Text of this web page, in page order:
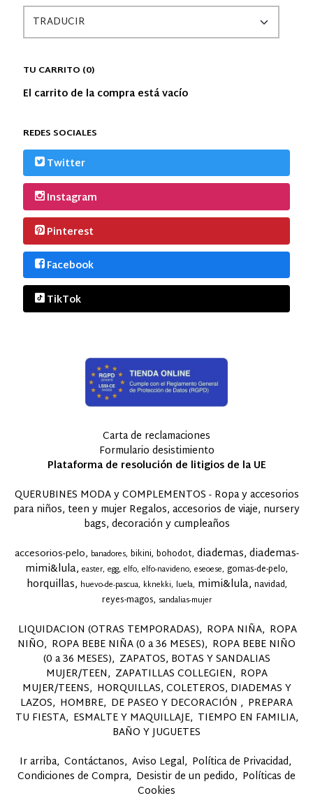
TU CARRITO (0)
El carrito de la compra está vacío
REDES SOCIALES
Twitter
Instagram
Pinterest
Facebook
TikTok
Carta de reclamaciones
Formulario desistimiento
Plataforma de resolución de litigios de la UE
QUERUBINES MODA y COMPLEMENTOS - Ropa y accesorios
para niños, teen y mujer Regalos, accesorios de viaje, nursery
bags, decoración y cumpleaños
accesorios-pelo banadores bikini bohodot diademas diademas-
mimi&lula easter egg elfo elfo-navideno eseoese gomas-de-pelo
horquillas huevo-de-pascua kknekki luela mimi&lula navidad
reyes-magos sandalias-mujer
LIQUIDACION (OTRAS TEMPORADAS) ROPA NIÑA ROPA
NIÑO ROPA BEBE NIÑA (0 a 36 MESES) ROPA BEBE NIÑO
(0 a 36 MESES) ZAPATOS, BOTAS Y SANDALIAS
MUJER/TEEN ZAPATILLAS COLLEGIEN ROPA
MUJER/TEENS HORQUILLAS, COLETEROS, DIADEMAS Y
LAZOS HOMBRE DE PASEO Y DECORACIÓN
PREPARA
TU FIESTA ESMALTE Y MAQUILLAJE TIEMPO EN FAMILIA,
BAÑO Y JUGUETES
Ir arriba Contáctanos Aviso Legal Política de Privacidad
Condiciones de Compra Desistir de un pedido Políticas de
Cookies